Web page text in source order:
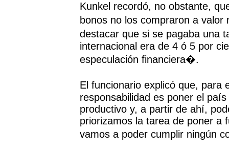
Kunkel recordó, no obstante,
bonos no los compraron a
destacar que si se pagaba una
internacional era de 4 ó 5 por
especulación financiera�.
El funcionario explicó que,
responsabilidad es poner el
productivo y, a partir de ahí,
priorizamos la tarea de poner a
vamos a poder cumplir ningún